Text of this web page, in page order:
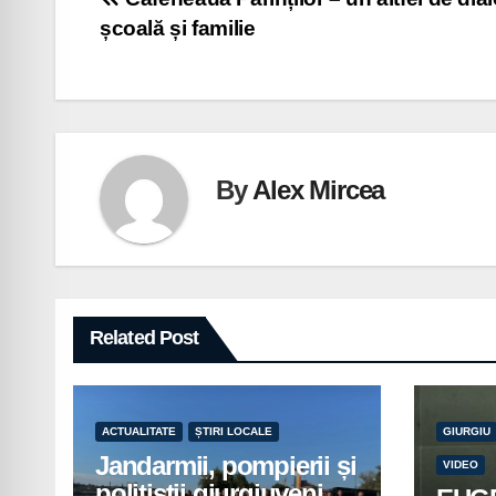
în
articole
școală și familie
ByAlex Mircea
Related Post
ACTUALITATE ȘTIRI LOCALE
Jandarmii, pompierii și
GIURGIU
VIDEO